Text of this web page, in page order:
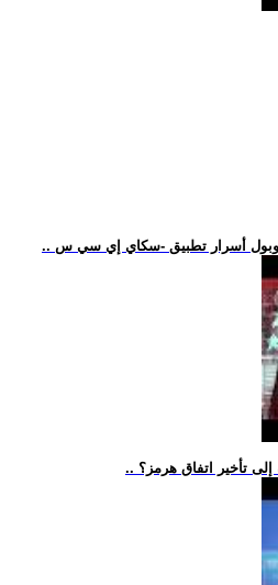
أسرار تطبيق -سكاي إي سي س
إلى تأخير اتفاق هرمز؟